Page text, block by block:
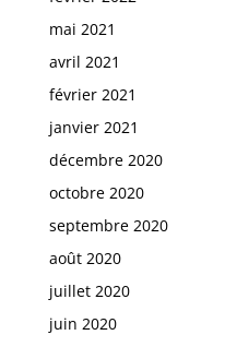
mai 2021
avril 2021
février 2021
janvier 2021
décembre 2020
octobre 2020
septembre 2020
août 2020
juillet 2020
juin 2020